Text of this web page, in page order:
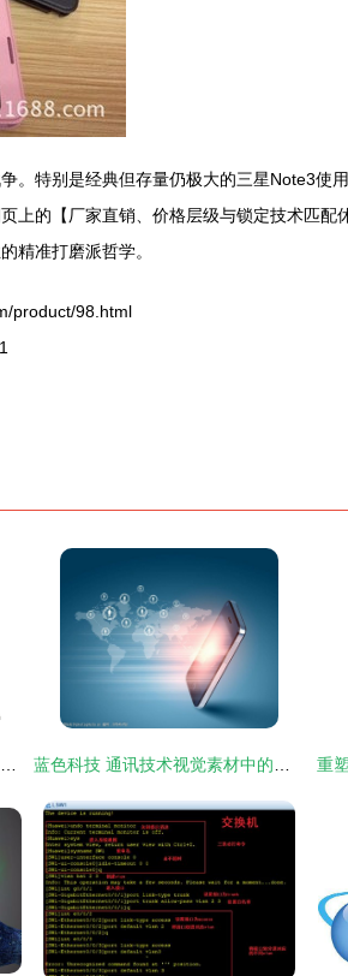
。特别是经典但存量仍极大的三星Note3使
的【厂家直销、价格层级与锁定技术匹配
精准打磨派哲学。
product/98.html